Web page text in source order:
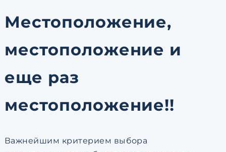
Местоположение,
местоположение и
еще раз
местоположение!!
Важнейшим критерием выбора